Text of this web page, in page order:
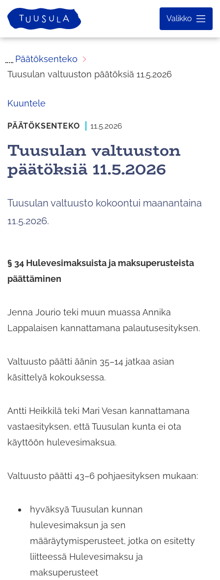
Siirry
sisältöön
Etusivu
Valikko
Päätöksenteko
Tuusulan valtuuston päätöksiä 11.5.2026
Kuuntele
PÄÄTÖKSENTEKO 11.5.2026
Tuusulan valtuuston
päätöksiä 11.5.2026
Tuusulan valtuusto kokoontui maanantaina
11.5.2026.
§ 34 Hulevesimaksuista ja maksuperusteista
päättäminen
Jenna Jourio teki muun muassa Annika
Lappalaisen kannattamana palautusesityksen.
Valtuusto päätti äänin 35–14 jatkaa asian
käsittelyä kokouksessa.
Antti Heikkilä teki Mari Vesan kannattamana
vastaesityksen, että Tuusulan kunta ei ota
käyttöön hulevesimaksua.
Valtuusto päätti 43–6 pohjaesityksen mukaan:
hyväksyä Tuusulan kunnan
hulevesimaksun ja sen
määräytymisperusteet, jotka on esitetty
liitteessä Hulevesimaksu ja
maksuperusteet